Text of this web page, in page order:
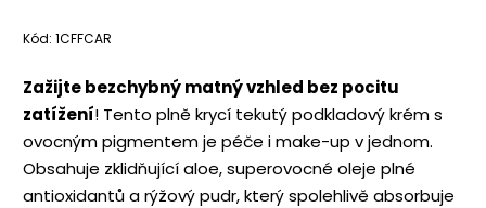
Kód: 1CFFCAR
Zažijte bezchybný matný vzhled bez pocitu
zatížení! Tento plně krycí tekutý podkladový krém s
ovocným pigmentem je péče i make-up v jednom.
Obsahuje zklidňující aloe, superovocné oleje plné
antioxidantů a rýžový pudr, který spolehlivě absorbuje